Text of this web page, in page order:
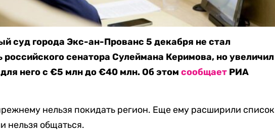
суд города Экс-ан-Прованс 5 декабря не стал
российского сенатора Сулеймана Керимова, но увеличил
него с €5 млн до €40 млн. Об этомсообщает РИА
нельзя покидать регион. Еще ему расширили список
нельзя общаться.